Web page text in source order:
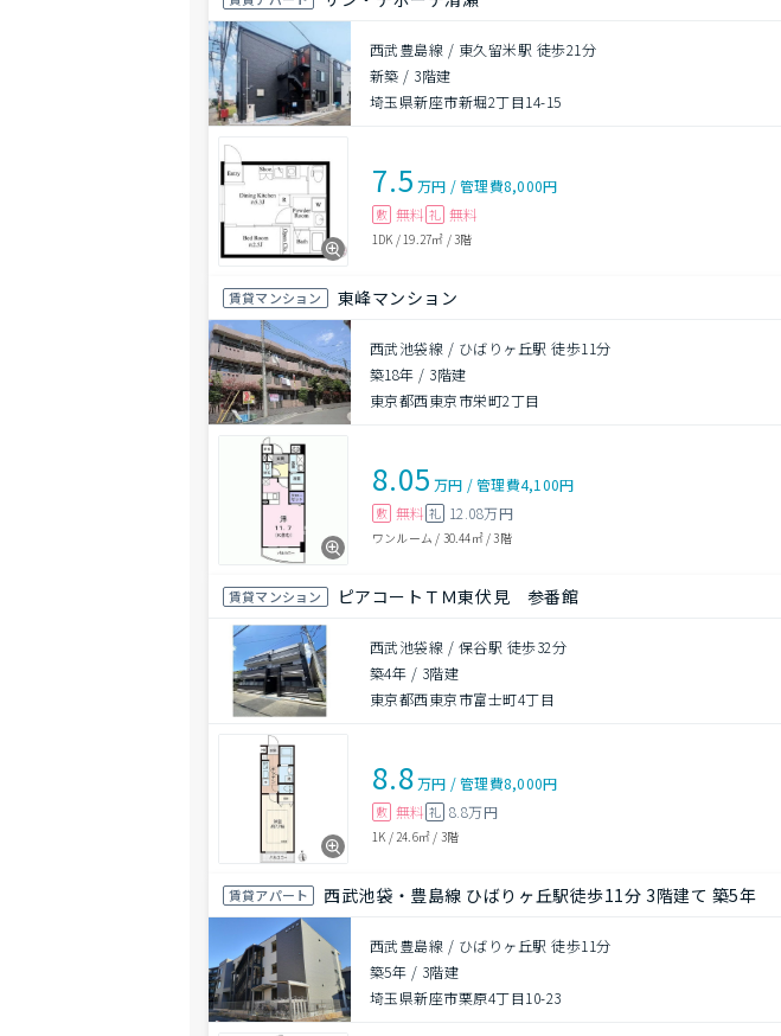
西武豊島線 / 東久留米駅 徒歩21分
新築 / 3階建
埼玉県新座市新堀2丁目14-15
7.5 万円 /管理費8,000円
敷 無料 礼 無料
1DK / 19.27㎡ /3階
賃貸マンション 東峰マンション
西武池袋線 / ひばりヶ丘駅 徒歩11分
築18年 / 3階建
東京都西東京市栄町2丁目
8.05 万円 /管理費4,100円
敷 無料 礼 12.08万円
ワンルーム / 30.44㎡/3階
賃貸マンション ピアコートＴＭ東伏見 参番館
西武池袋線 / 保谷駅 徒歩32分
築4年 / 3階建
東京都西東京市富士町4丁目
8.8万円 /管理費8,000円
敷 無料 礼 8.8万円
1K / 24.6㎡ / 3階
賃貸アパート 西武池袋・豊島線 ひばりヶ丘駅徒歩11分 3階建て 築5年
西武豊島線 / ひばりヶ丘駅 徒歩11分
築5年 / 3階建
埼玉県新座市栗原4丁目10-23